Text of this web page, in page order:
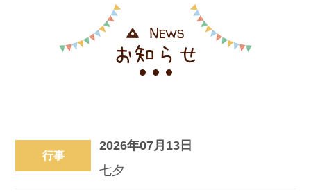
News
お知らせ
行事
2026年07月13日
七夕